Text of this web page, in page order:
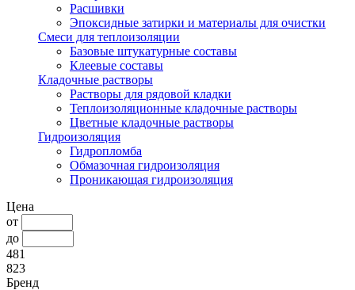
Расшивки
Эпоксидные затирки и материалы для очистки
Смеси для теплоизоляции
Базовые штукатурные составы
Клеевые составы
Кладочные растворы
Растворы для рядовой кладки
Теплоизоляционные кладочные растворы
Цветные кладочные растворы
Гидроизоляция
Гидропломба
Обмазочная гидроизоляция
Проникающая гидроизоляция
Цена
от
до
481
823
Бренд